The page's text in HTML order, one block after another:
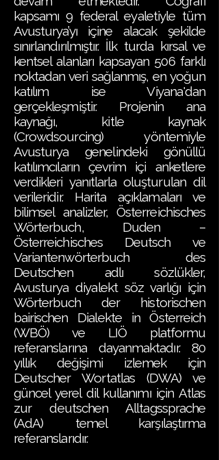
kapsamı 9 federal eyaletiyle tüm
Avusturya’yı içine alacak şekilde
sınırlandırılmıştır. İlk turda kırsal ve
kentsel alanları kapsayan 506 farklı
noktadan veri sağlanmış, en yoğun
katılım ise Viyana'dan
gerçekleşmiştir. Projenin ana
kaynağı, kitle kaynak
(Crowdsourcing) yöntemiyle
Avusturya genelindeki gönüllü
katılımcıların çevrim içi anketlere
verdikleri yanıtlarla oluşturulan dil
verileridir. Harita açıklamaları ve
bilimsel analizler, Österreichisches
Wörterbuch, Duden –
Österreichisches Deutsch ve
Variantenwörterbuch des
Deutschen adlı sözlükler,
Avusturya diyalekt söz varlığı için
Wörterbuch der historischen
bairischen Dialekte in Österreich
(WBÖ) ve LIÖ platformu
referanslarına dayanmaktadır. 80
yıllık değişimi izlemek için
Deutscher Wortatlas (DWA) ve
güncel yerel dil kullanımı için Atlas
zur deutschen Alltagssprache
(AdA) temel karşılaştırma
referanslarıdır.